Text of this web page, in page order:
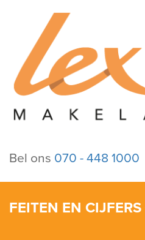
Bel ons 070 - 448 1000
FEITEN EN